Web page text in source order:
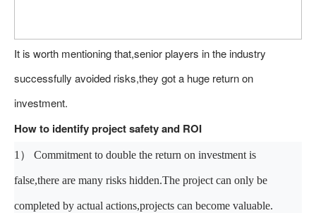
It is worth mentioning that,senior players in the industry
successfully avoided risks,they got a huge return on
investment.
How to identify project safety and ROI
1） Commitment to double the return on investment is
false,there are many risks hidden.The project can only be
completed by actual actions,projects can become valuable.